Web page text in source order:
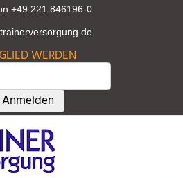
+49 221 846196-0
e
WERDEN
Type 2 or more characters for
Anmelden